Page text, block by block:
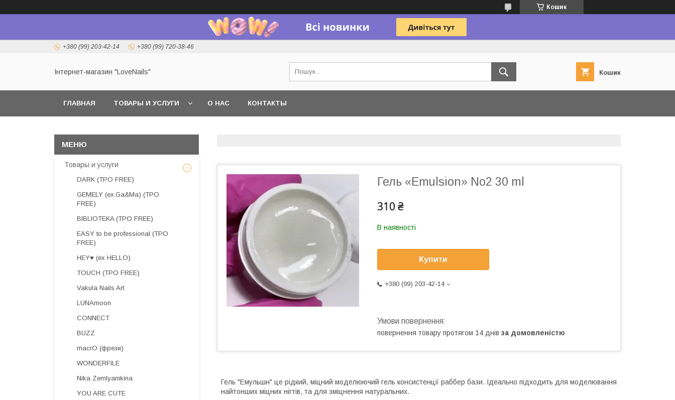
Кошик
+380 (99) 203-42-14 +380 (99) 720-38-46
Інтернет-магазин "LoveNails" Кошик
ГЛАВНАЯ ТОВАРЫ И УСЛУГИ О НАС КОНТАКТЫ
Гель «Emulsion» No2 30 ml
310 ₴
В наявності
Купити
+380 (99) 203-42-14
повернення товару протягом 14 днів за домовленістю
Гель "Емульшн" це рідкий, міцний моделюючий гель консистенції раббер бази. Ідеально підходить для моделювання
найтонших міцних нігтів, та для зміцнення натуральних.
Товары и услуги
DARK (TPO FREE)
GEMELY (ex.Ga&Ma) (TPO
FREE)
BIBLIOTEKA (TPO FREE)
EASY to be professional (TPO
FREE)
HEY♥ (ex HELLO)
TOUCH (TPO FREE)
Vakula Nails Art
LUNAmoon
CONNECT
BUZZ
macrO (фрези)
WONDERFILE
Nika Zemlyanikina
YOU ARE CUTE